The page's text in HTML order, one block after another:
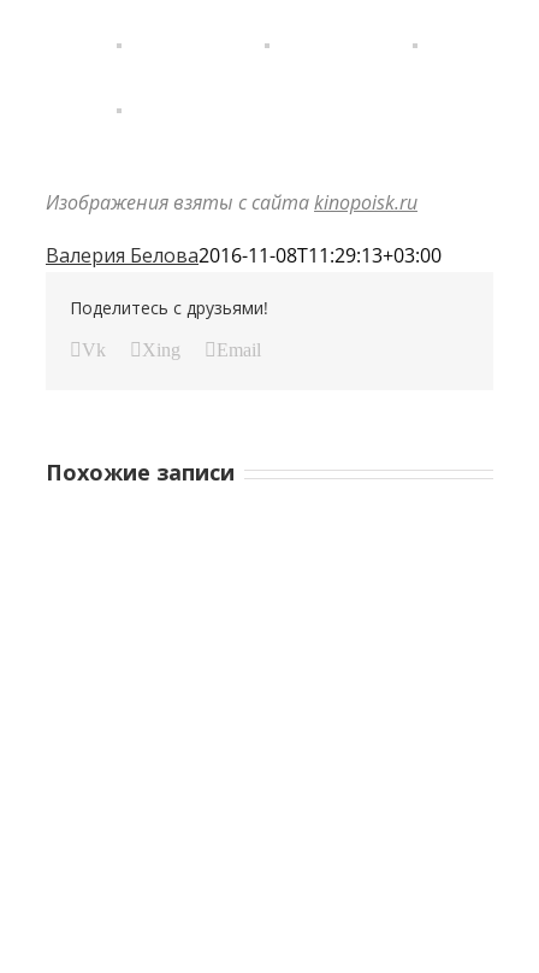
Изображения взяты с сайтаkinopoisk.ru
Валерия Белова2016-11-08T11:29:13+03:00
Поделитесь с друзьями!
Vk Xing Email
Похожие записи